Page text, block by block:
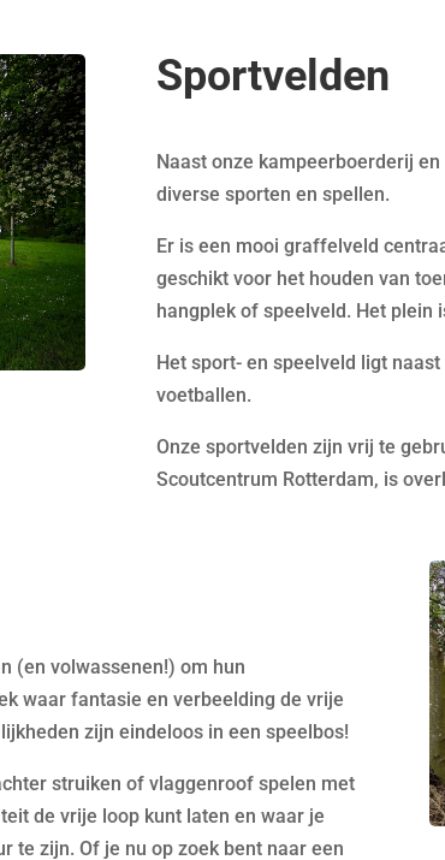
Sportvelden
Naast onze kampeerboerderij
diverse sporten en spellen.
Er is een mooi graffelveld
geschikt voor het houden van
hangplek of speelveld. Het plein
Het sport- en speelveld ligt
voetballen.
Onze sportvelden zijn vrij te
Scoutcentrum Rotterdam, is
(en volwassenen!) om hun
waar fantasie en verbeelding de vrije
zijn eindeloos in een speelbos!
struiken of vlaggenroof spelen met
de vrije loop kunt laten en waar je
te zijn. Of je nu op zoek bent naar een